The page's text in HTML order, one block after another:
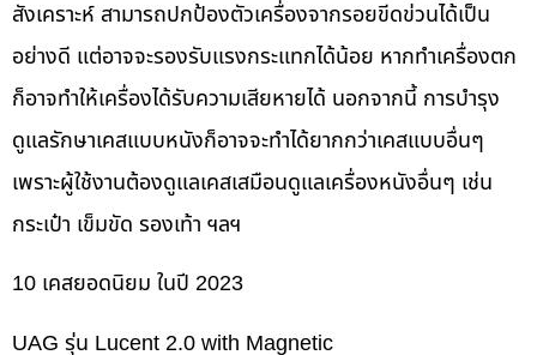
สังเคราะห์ สามารถปกป้องตัวเครื่องจากรอยขีดข่วนได้เป็น
อย่างดี แต่อาจจะรองรับแรงกระแทกได้น้อย หากทำเครื่องตก
ก็อาจทำให้เครื่องได้รับความเสียหายได้ นอกจากนี้ การบำรุง
ดูแลรักษาเคสแบบหนังก็อาจจะทำได้ยากกว่าเคสแบบอื่นๆ
เพราะผู้ใช้งานต้องดูแลเคสเสมือนดูแลเครื่องหนังอื่นๆ เช่น
กระเป๋า เข็มขัด รองเท้า ฯลฯ
10 เคสยอดนิยม ในปี 2023
UAG รุ่น Lucent 2.0 with Magnetic